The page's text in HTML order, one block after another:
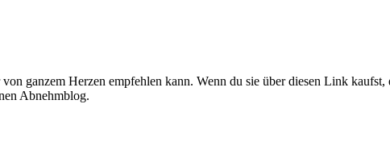
ganzem Herzen empfehlen kann. Wenn du sie über diesen Link
Abnehmblog.